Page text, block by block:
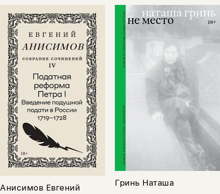
Анисимов Евгений Гринь Наташа